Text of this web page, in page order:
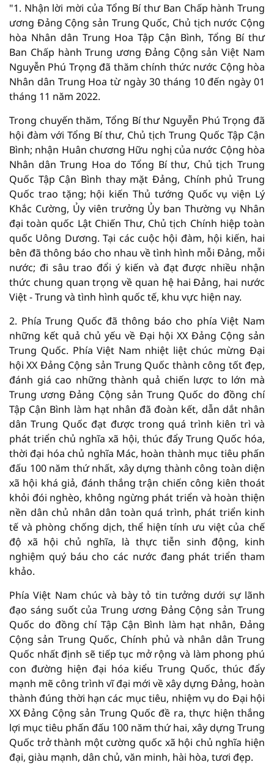
"1. Nhận lời mời của Tổng Bí thư Ban Chấp hành Trung
ương Đảng Cộng sản Trung Quốc, Chủ tịch nước Cộng
hòa Nhân dân Trung Hoa Tập Cận Bình, Tổng Bí thư
Ban Chấp hành Trung ương Đảng Cộng sản Việt Nam
Nguyễn Phú Trọng đã thăm chính thức nước Cộng hòa
Nhân dân Trung Hoa từ ngày 30 tháng 10 đến ngày 01
tháng 11 năm 2022.
Trong chuyến thăm, Tổng Bí thư Nguyễn Phú Trọng đã
hội đàm với Tổng Bí thư, Chủ tịch Trung Quốc Tập Cận
Bình; nhận Huân chương Hữu nghị của nước Cộng hòa
Nhân dân Trung Hoa do Tổng Bí thư, Chủ tịch Trung
Quốc Tập Cận Bình thay mặt Đảng, Chính phủ Trung
Quốc trao tặng; hội kiến Thủ tướng Quốc vụ viện Lý
Khắc Cường, Ủy viên trưởng Ủy ban Thường vụ Nhân
đại toàn quốc Lật Chiến Thư, Chủ tịch Chính hiệp toàn
quốc Uông Dương. Tại các cuộc hội đàm, hội kiến, hai
bên đã thông báo cho nhau về tình hình mỗi Đảng, mỗi
nước; đi sâu trao đổi ý kiến và đạt được nhiều nhận
thức chung quan trọng về quan hệ hai Đảng, hai nước
Việt - Trung và tình hình quốc tế, khu vực hiện nay.
2. Phía Trung Quốc đã thông báo cho phía Việt Nam
những kết quả chủ yếu về Đại hội XX Đảng Cộng sản
Trung Quốc. Phía Việt Nam nhiệt liệt chúc mừng Đại
hội XX Đảng Cộng sản Trung Quốc thành công tốt đẹp,
đánh giá cao những thành quả chiến lược to lớn mà
Trung ương Đảng Cộng sản Trung Quốc do đồng chí
Tập Cận Bình làm hạt nhân đã đoàn kết, dẫn dắt nhân
dân Trung Quốc đạt được trong quá trình kiên trì và
phát triển chủ nghĩa xã hội, thúc đẩy Trung Quốc hóa,
thời đại hóa chủ nghĩa Mác, hoàn thành mục tiêu phấn
đấu 100 năm thứ nhất, xây dựng thành công toàn diện
xã hội khá giả, đánh thắng trận chiến công kiên thoát
khỏi đói nghèo, không ngừng phát triển và hoàn thiện
nền dân chủ nhân dân toàn quá trình, phát triển kinh
tế và phòng chống dịch, thể hiện tính ưu việt của chế
độ xã hội chủ nghĩa, là thực tiễn sinh động, kinh
nghiệm quý báu cho các nước đang phát triển tham
khảo.
Phía Việt Nam chúc và bày tỏ tin tưởng dưới sự lãnh
đạo sáng suốt của Trung ương Đảng Cộng sản Trung
Quốc do đồng chí Tập Cận Bình làm hạt nhân, Đảng
Cộng sản Trung Quốc, Chính phủ và nhân dân Trung
Quốc nhất định sẽ tiếp tục mở rộng và làm phong phú
con đường hiện đại hóa kiểu Trung Quốc, thúc đẩy
mạnh mẽ công trình vĩ đại mới về xây dựng Đảng, hoàn
thành đúng thời hạn các mục tiêu, nhiệm vụ do Đại hội
XX Đảng Cộng sản Trung Quốc đề ra, thực hiện thắng
lợi mục tiêu phấn đấu 100 năm thứ hai, xây dựng Trung
Quốc trở thành một cường quốc xã hội chủ nghĩa hiện
đại, giàu mạnh, dân chủ, văn minh, hài hòa, tươi đẹp.